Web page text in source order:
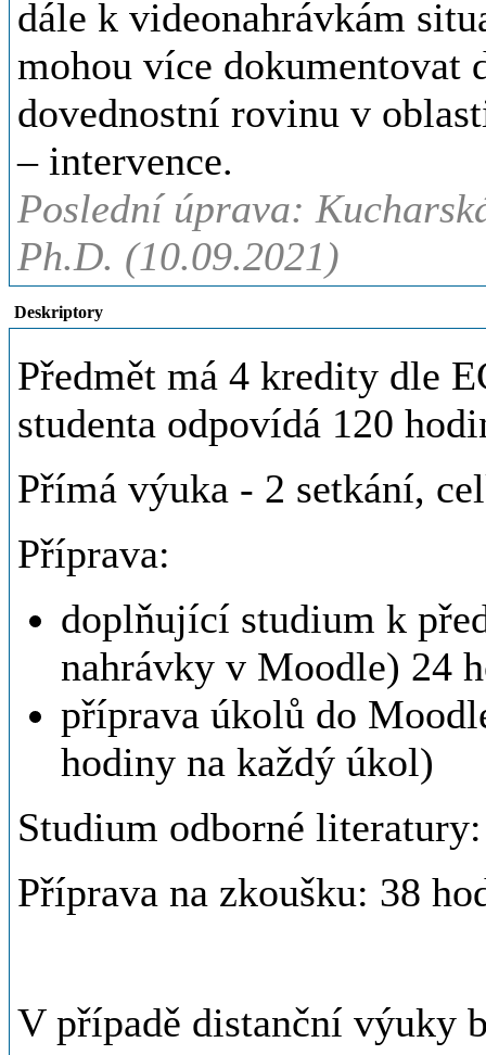
dále k videonahrávkám
mohou více dokumentovat
dovednostní rovinu v
– intervence.
Poslední úprava:
Ph.D. (10.09.2021)
Deskriptory
Předmět má 4 kredity dle
studenta odpovídá 120
Přímá výuka - 2 setkání,
Příprava:
doplňující studium k
nahrávky v Moodle) 24
příprava úkolů do
hodiny na každý úkol)
Studium odborné
Příprava na zkoušku: 38
V případě distanční výuky